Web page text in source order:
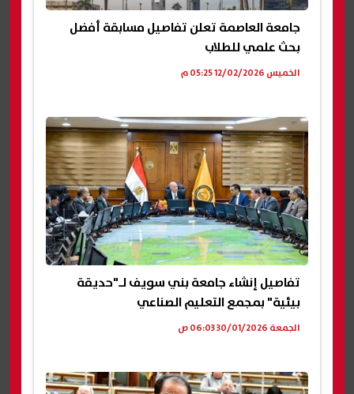
جامعة العاصمة تعلن تفاصيل مسابقة أفضل
بحث علمي للطلاب
الخميس 12/02/2026 05:25 م
تفاصيل إنشاء جامعة بني سويف لـ"حديقة
بيئية" بمجمع التعليم الصناعي
الجمعة 30/01/2026 06:03 ص